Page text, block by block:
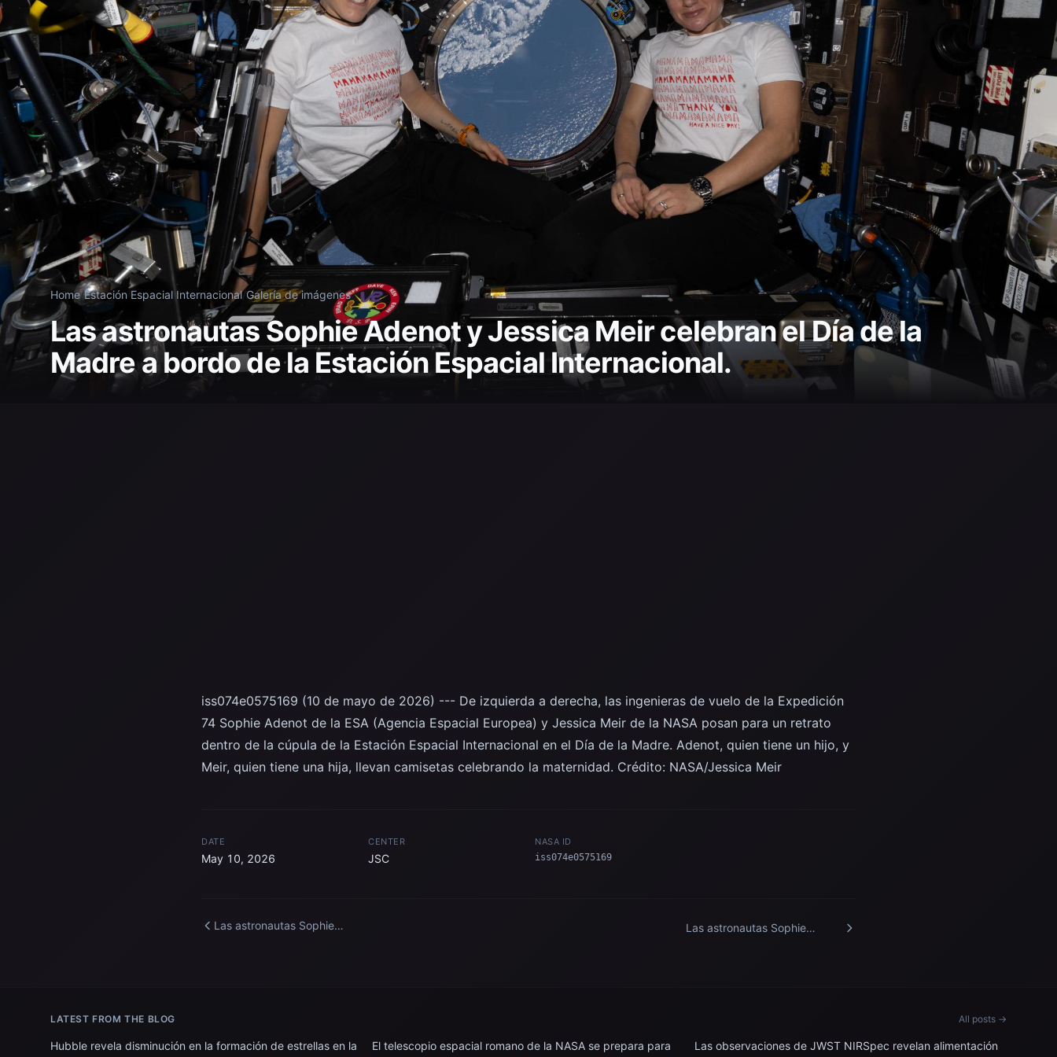
Home/Estación Espacial Internacional/Galería de imágenes
Las astronautas Sophie Adenot y Jessica Meir celebran el Día de la
Madre a bordo de la Estación Espacial Internacional.
iss074e0575169 (10 de mayo de 2026) --- De izquierda a derecha, las ingenieras de vuelo de la Expedición
74 Sophie Adenot de la ESA (Agencia Espacial Europea) y Jessica Meir de la NASA posan para un retrato
dentro de la cúpula de la Estación Espacial Internacional en el Día de la Madre. Adenot, quien tiene un hijo, y
Meir, quien tiene una hija, llevan camisetas celebrando la maternidad. Crédito: NASA/Jessica Meir
DATE
May 10, 2026
CENTER
JSC
NASA ID
iss074e0575169
Las astronautas Sophie
Las astronautas Sophie
LATEST FROM THE BLOG All posts →
Hubble revela disminución en la formación de estrellas en la
El telescopio espacial romano de la NASA se prepara para
Las observaciones de JWST NIRSpec revelan alimentación